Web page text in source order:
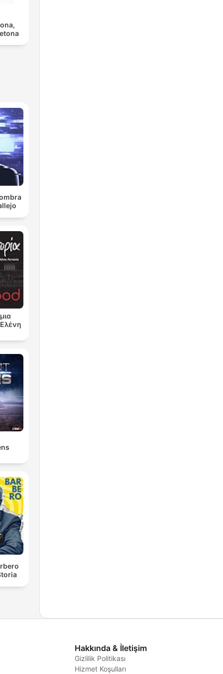
Ελένη
Hakkında & İletişim
Gizlilik Politikası
Hizmet Koşulları